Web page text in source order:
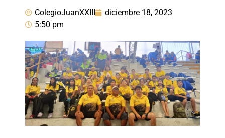
ColegioJuanXXIII
diciembre 18, 2023
5:50 pm